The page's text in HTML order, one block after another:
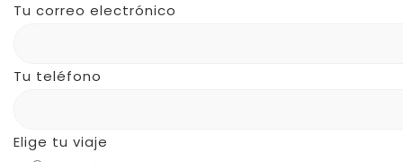
Tu correo electrónico
Tu teléfono
Elige tu viaje